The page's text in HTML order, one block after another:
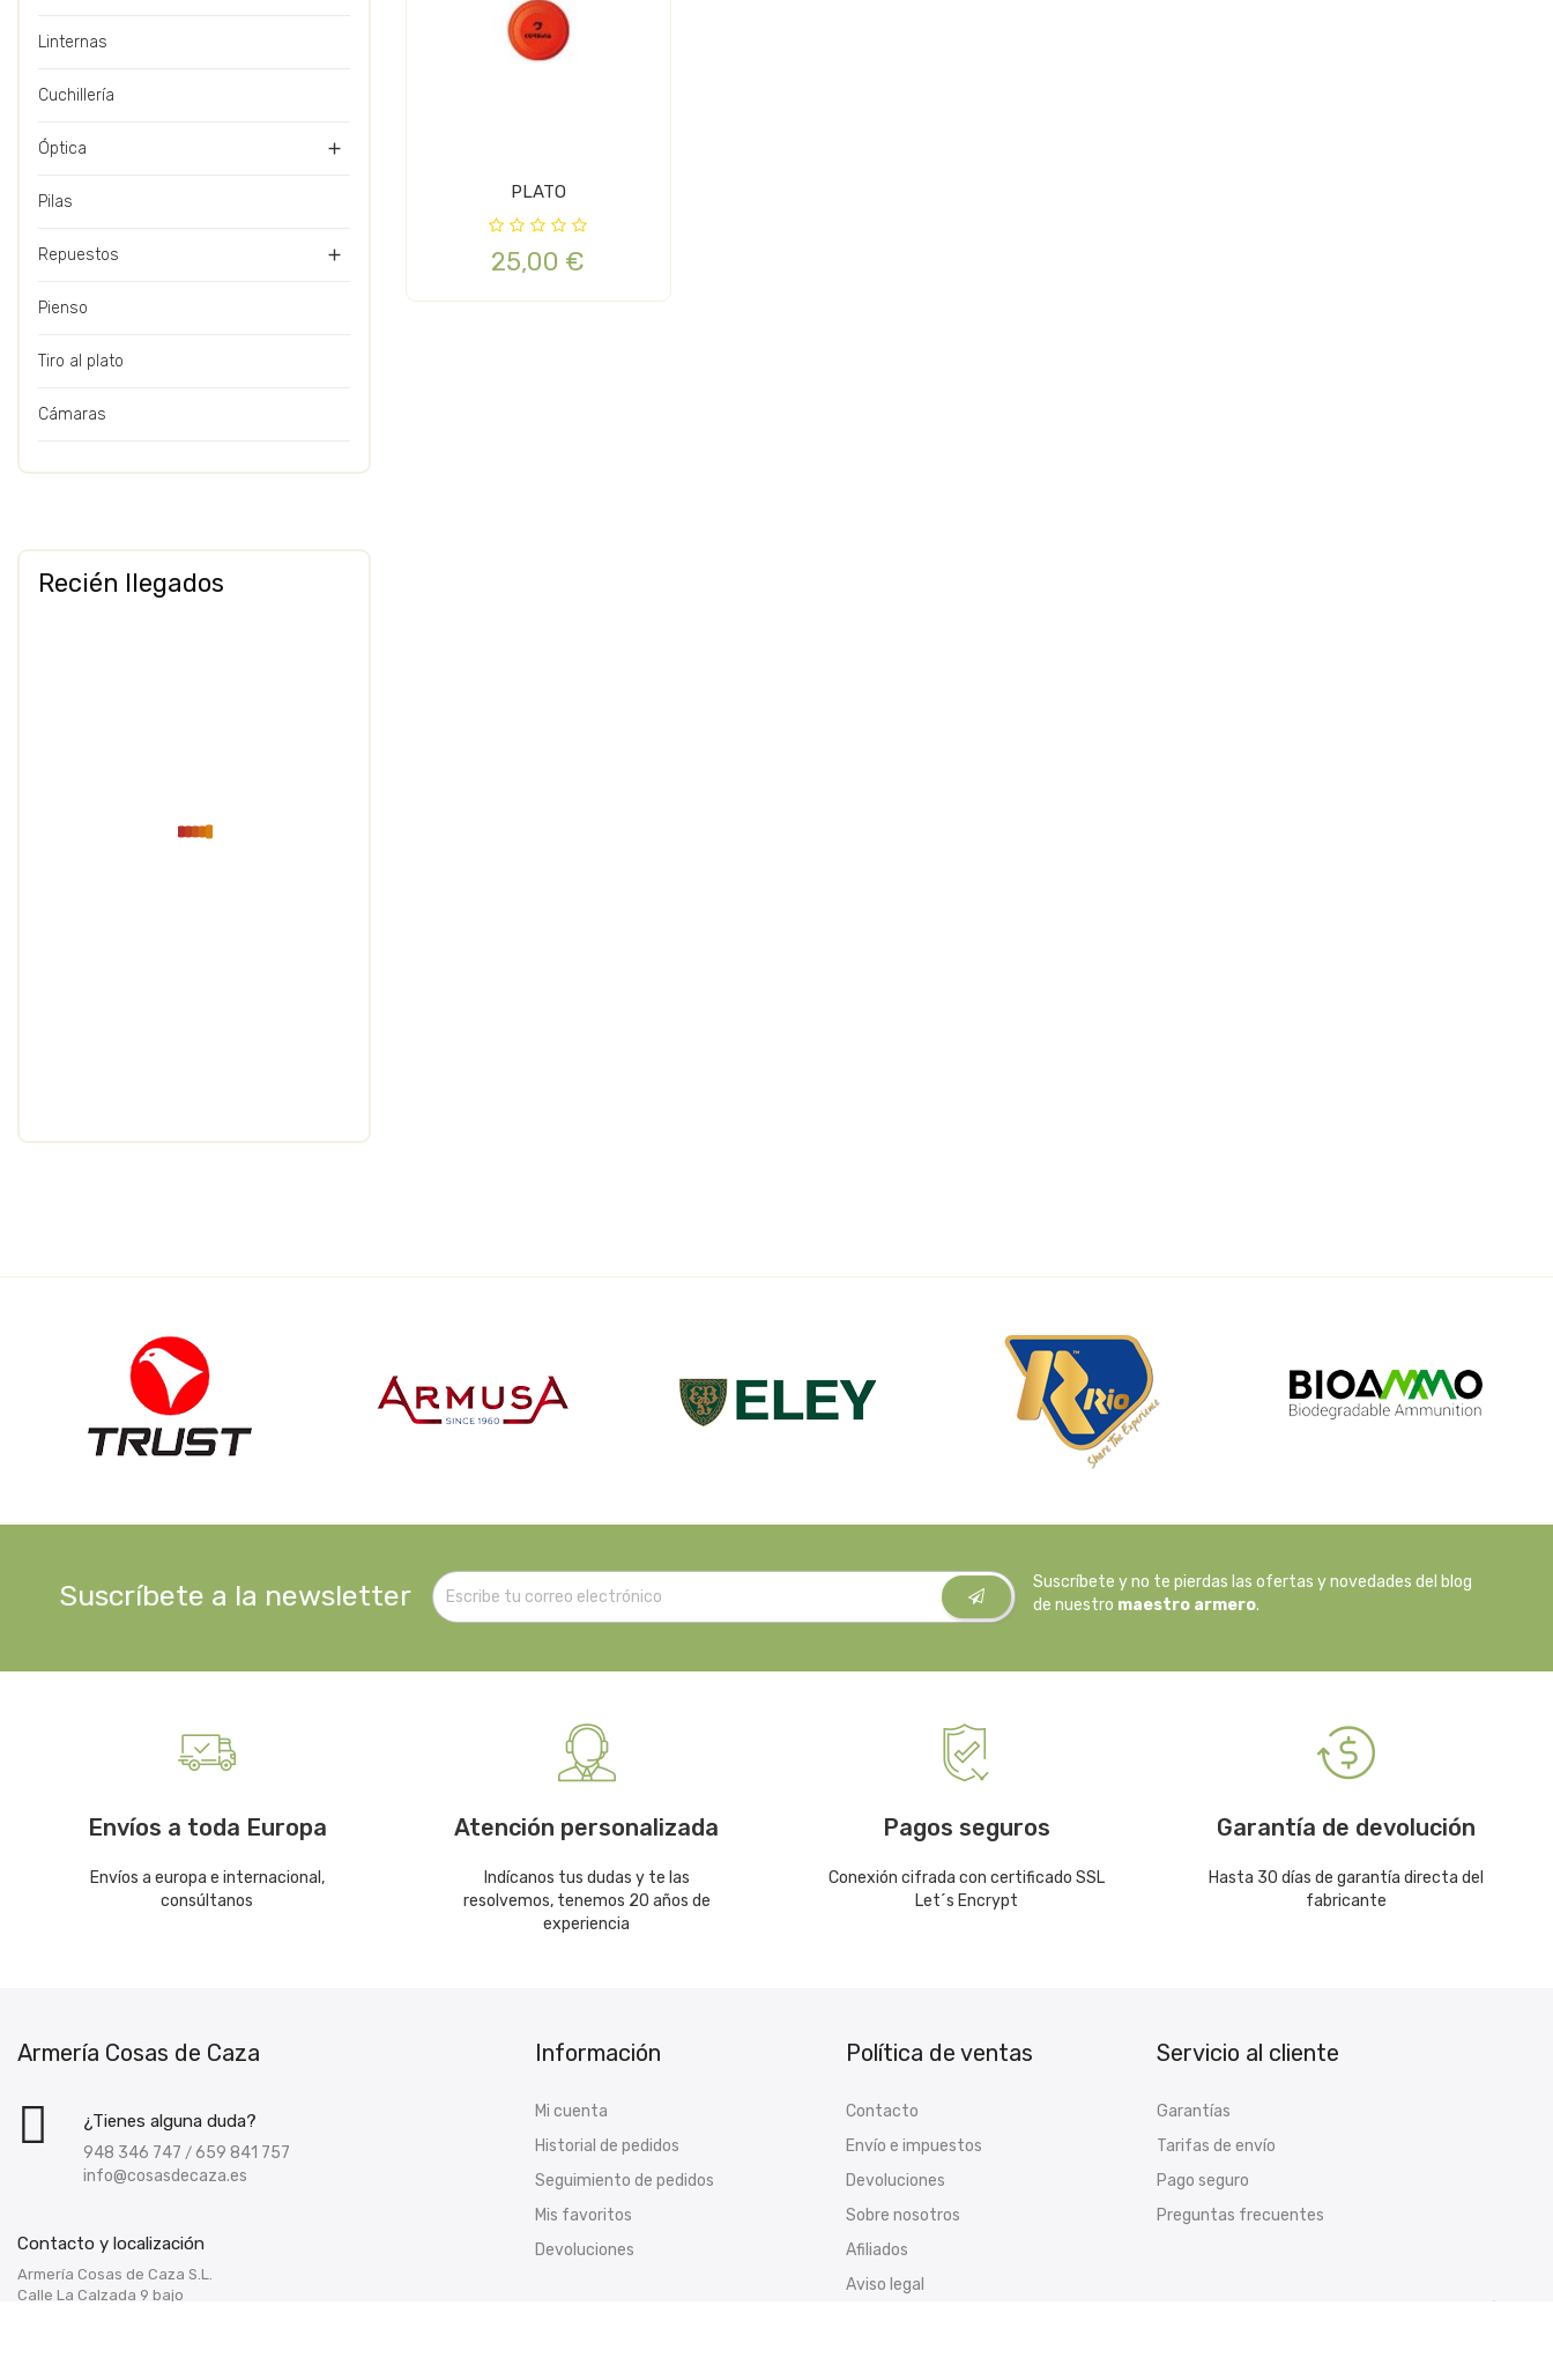
Linternas
Cuchillería
Óptica 
Pilas
Repuestos 
Pienso
Tiro al plato
Cámaras
Recién llegados
PLATO
25,00 €
Suscríbete a la newsletter
Suscríbete y no te pierdas las ofertas y novedades del blog
de nuestro maestro armero.
Envíos a toda Europa
Envíos a europa e internacional,
consúltanos
Atención personalizada
Indícanos tus dudas y te las
resolvemos, tenemos 20 años de
experiencia
Pagos seguros
Conexión cifrada con certificado SSL
Let´s Encrypt
Garantía de devolución
Hasta 30 días de garantía directa del
fabricante
Armería Cosas de Caza
¿Tienes alguna duda?
948 346 747 / 659 841 757
info@cosasdecaza.es
Contacto y localización
Armería Cosas de Caza S.L.
Calle La Calzada 9 bajo
Información
Mi cuenta
Historial de pedidos
Seguimiento de pedidos
Mis favoritos
Devoluciones
Política de ventas
Contacto
Envío e impuestos
Devoluciones
Sobre nosotros
Afiliados
Aviso legal
Servicio al cliente
Garantías
Tarifas de envío
Pago seguro
Preguntas frecuentes